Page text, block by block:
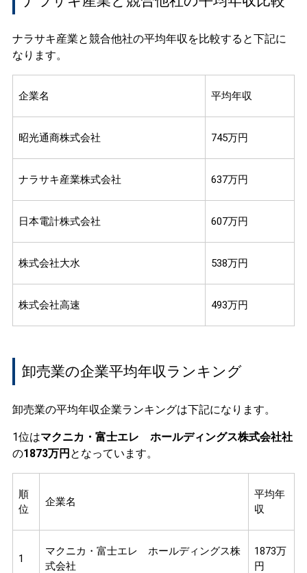
ナラサキ産業と競合他社の平均年収を比較すると下記に
なります。
企業名 平均年収
昭光通商株式会社 745万円
ナラサキ産業株式会社 637万円
日本電計株式会社 607万円
株式会社大水 538万円
株式会社高速 493万円
卸売業の企業平均年収ランキング
卸売業の平均年収企業ランキングは下記になります。
1位はマクニカ・富士エレ ホールディングス株式会社社
の1873万円 となっています。
順
位
企業名
平均年
収
1
マクニカ・富士エレ ホールディングス株
式会社
1873万
円